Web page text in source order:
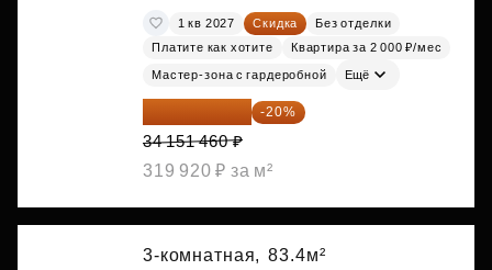
1 кв 2027 Скидка
Без отделки
Платите как хотите
Квартира за 2 000 ₽/мес
Мастер-зона с гардеробной Ещё
27 321 168 ₽ -20%
34 151 460 ₽
319 920 ₽ за м²
3-комнатная, 83.4м²